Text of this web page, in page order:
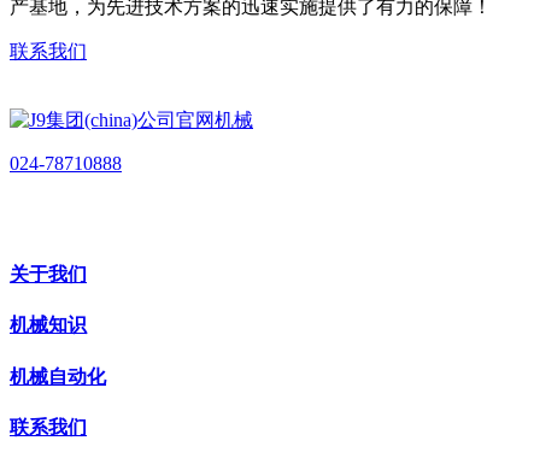
产基地，为先进技术方案的迅速实施提供了有力的保障！
联系我们
024-78710888
关于我们
机械知识
机械自动化
联系我们